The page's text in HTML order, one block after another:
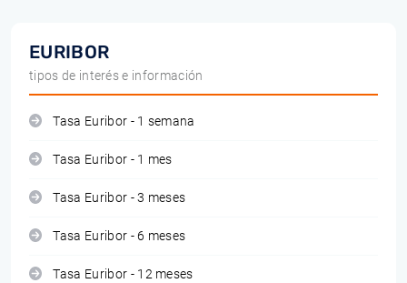
EURIBOR
tipos de interés e información
Tasa Euribor - 1 semana
Tasa Euribor - 1 mes
Tasa Euribor - 3 meses
Tasa Euribor - 6 meses
Tasa Euribor - 12 meses